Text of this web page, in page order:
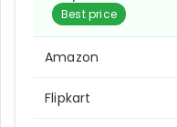
Best price
Amazon
Flipkart